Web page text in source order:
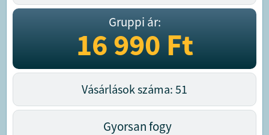
Gruppi ár:
16 990Ft
Vásárlások száma: 51
Gyorsan fogy